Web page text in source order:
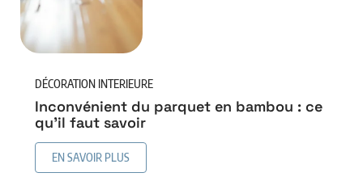
DÉCORATION INTERIEURE
Inconvénient du parquet en bambou : ce
qu’il faut savoir
EN SAVOIR PLUS